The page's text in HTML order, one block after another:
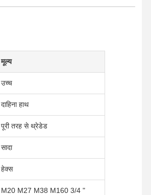
मूल्य
उच्च
दाहिना हाथ
पूरी तरह से थ्रेडेड
सादा
हेक्स
M20 M27 M38 M160 3/4 "